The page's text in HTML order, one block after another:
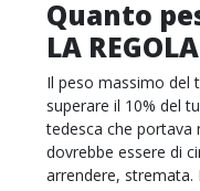
Quanto
LA
Il peso massimo del
superare il 10% del
tedesca che portava
dovrebbe essere di
arrendere,